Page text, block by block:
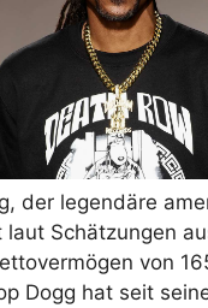
der legendäre
laut Schätzungen
von
Dogg hat seit